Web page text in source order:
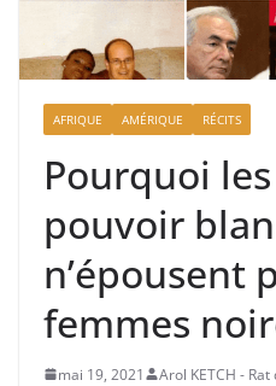
AFRIQUE AMÉRIQUE RÉCITS
Pourquoi
pouvoir
n’épousent
femmes
mai 19, 2021 Arol KETCH -